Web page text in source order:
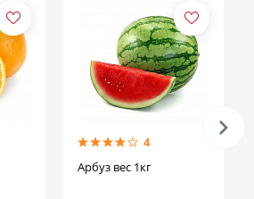
4
Арбуз вес 1кг